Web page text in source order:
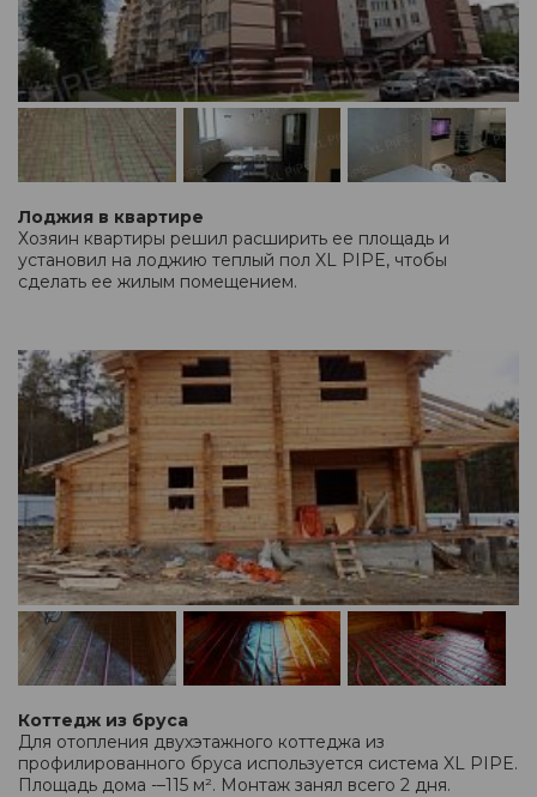
Лоджия в квартире
Хозяин квартиры решил расширить ее площадь и
установил на лоджию теплый пол XL PIPE, чтобы
сделать ее жилым помещением.
Коттедж из бруса
Для отопления двухэтажного коттеджа из
профилированного бруса используется система XL PIPE.
Площадь дома -–115 м². Монтаж занял всего 2 дня.